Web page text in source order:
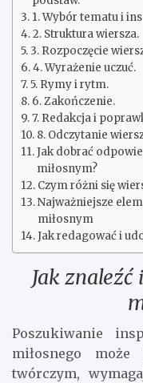
1. Wybór tematu i
2. Struktura wiersza.
3. Rozpoczęcie
4. Wyrażenie uczuć.
5. Rymy i rytm.
6. Zakończenie.
7. Redakcja i
8. Odczytanie
Jak dobrać
miłosnym?
Czym różni się
Najważniejsze
miłosnym
Jak redagować i
Jak
Poszukiwanie
miłosnego może
twórczym,